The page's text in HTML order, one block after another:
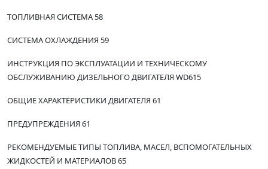
ТОПЛИВНАЯ СИСТЕМА 58
СИСТЕМА ОХЛАЖДЕНИЯ 59
ИНСТРУКЦИЯ ПО ЭКСПЛУАТАЦИИ И ТЕХНИЧЕСКОМУ
ОБСЛУЖИВАНИЮ ДИЗЕЛЬНОГО ДВИГАТЕЛЯ WD615
ОБЩИЕ ХАРАКТЕРИСТИКИ ДВИГАТЕЛЯ 61
ПРЕДУПРЕЖДЕНИЯ 61
РЕКОМЕНДУЕМЫЕ ТИПЫ ТОПЛИВА, МАСЕЛ, ВСПОМОГАТЕЛЬНЫХ
ЖИДКОСТЕЙ И МАТЕРИАЛОВ 65